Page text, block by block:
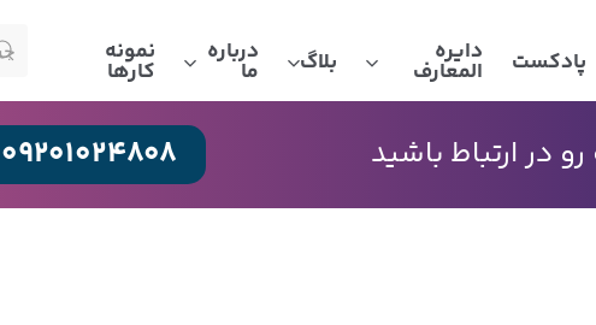
پادکست دایره
المعارف بلاگ درباره
ما
نمونه
کارها
در ارتباط باشید 09201024808